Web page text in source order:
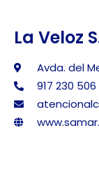
La Veloz
Avda. del
917 230 506